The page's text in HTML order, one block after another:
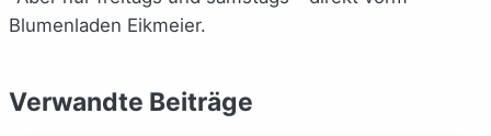
Blumenladen Eikmeier.
Verwandte Beiträge